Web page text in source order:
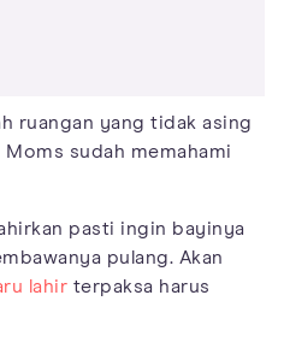
ruangan yang tidak asing
sudah memahami
pasti ingin bayinya
pulang. Akan
lahir terpaksa harus